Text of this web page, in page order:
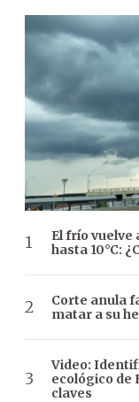
El frío vuelve
hasta 10°C:
Corte anula
matar a su
Video:
ecológico de
claves